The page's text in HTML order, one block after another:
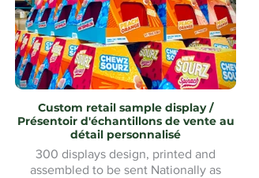
Custom retail sample display /
Présentoir d'échantillons de vente au
détail personnalisé
300 displays design, printed and
assembled to be sent Nationally as